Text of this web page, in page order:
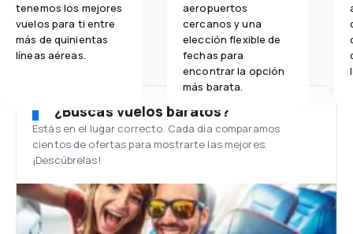
tenemos los mejores
vuelos para ti entre
más de quinientas
líneas aéreas.
aeropuertos
cercanos y una
elección flexible de
fechas para
encontrar la opción
más barata.
¿Buscas vuelos baratos?
Estás en el lugar correcto. Cada día comparamos
cientos de ofertas para mostrarte las mejores.
¡Descúbrelas!